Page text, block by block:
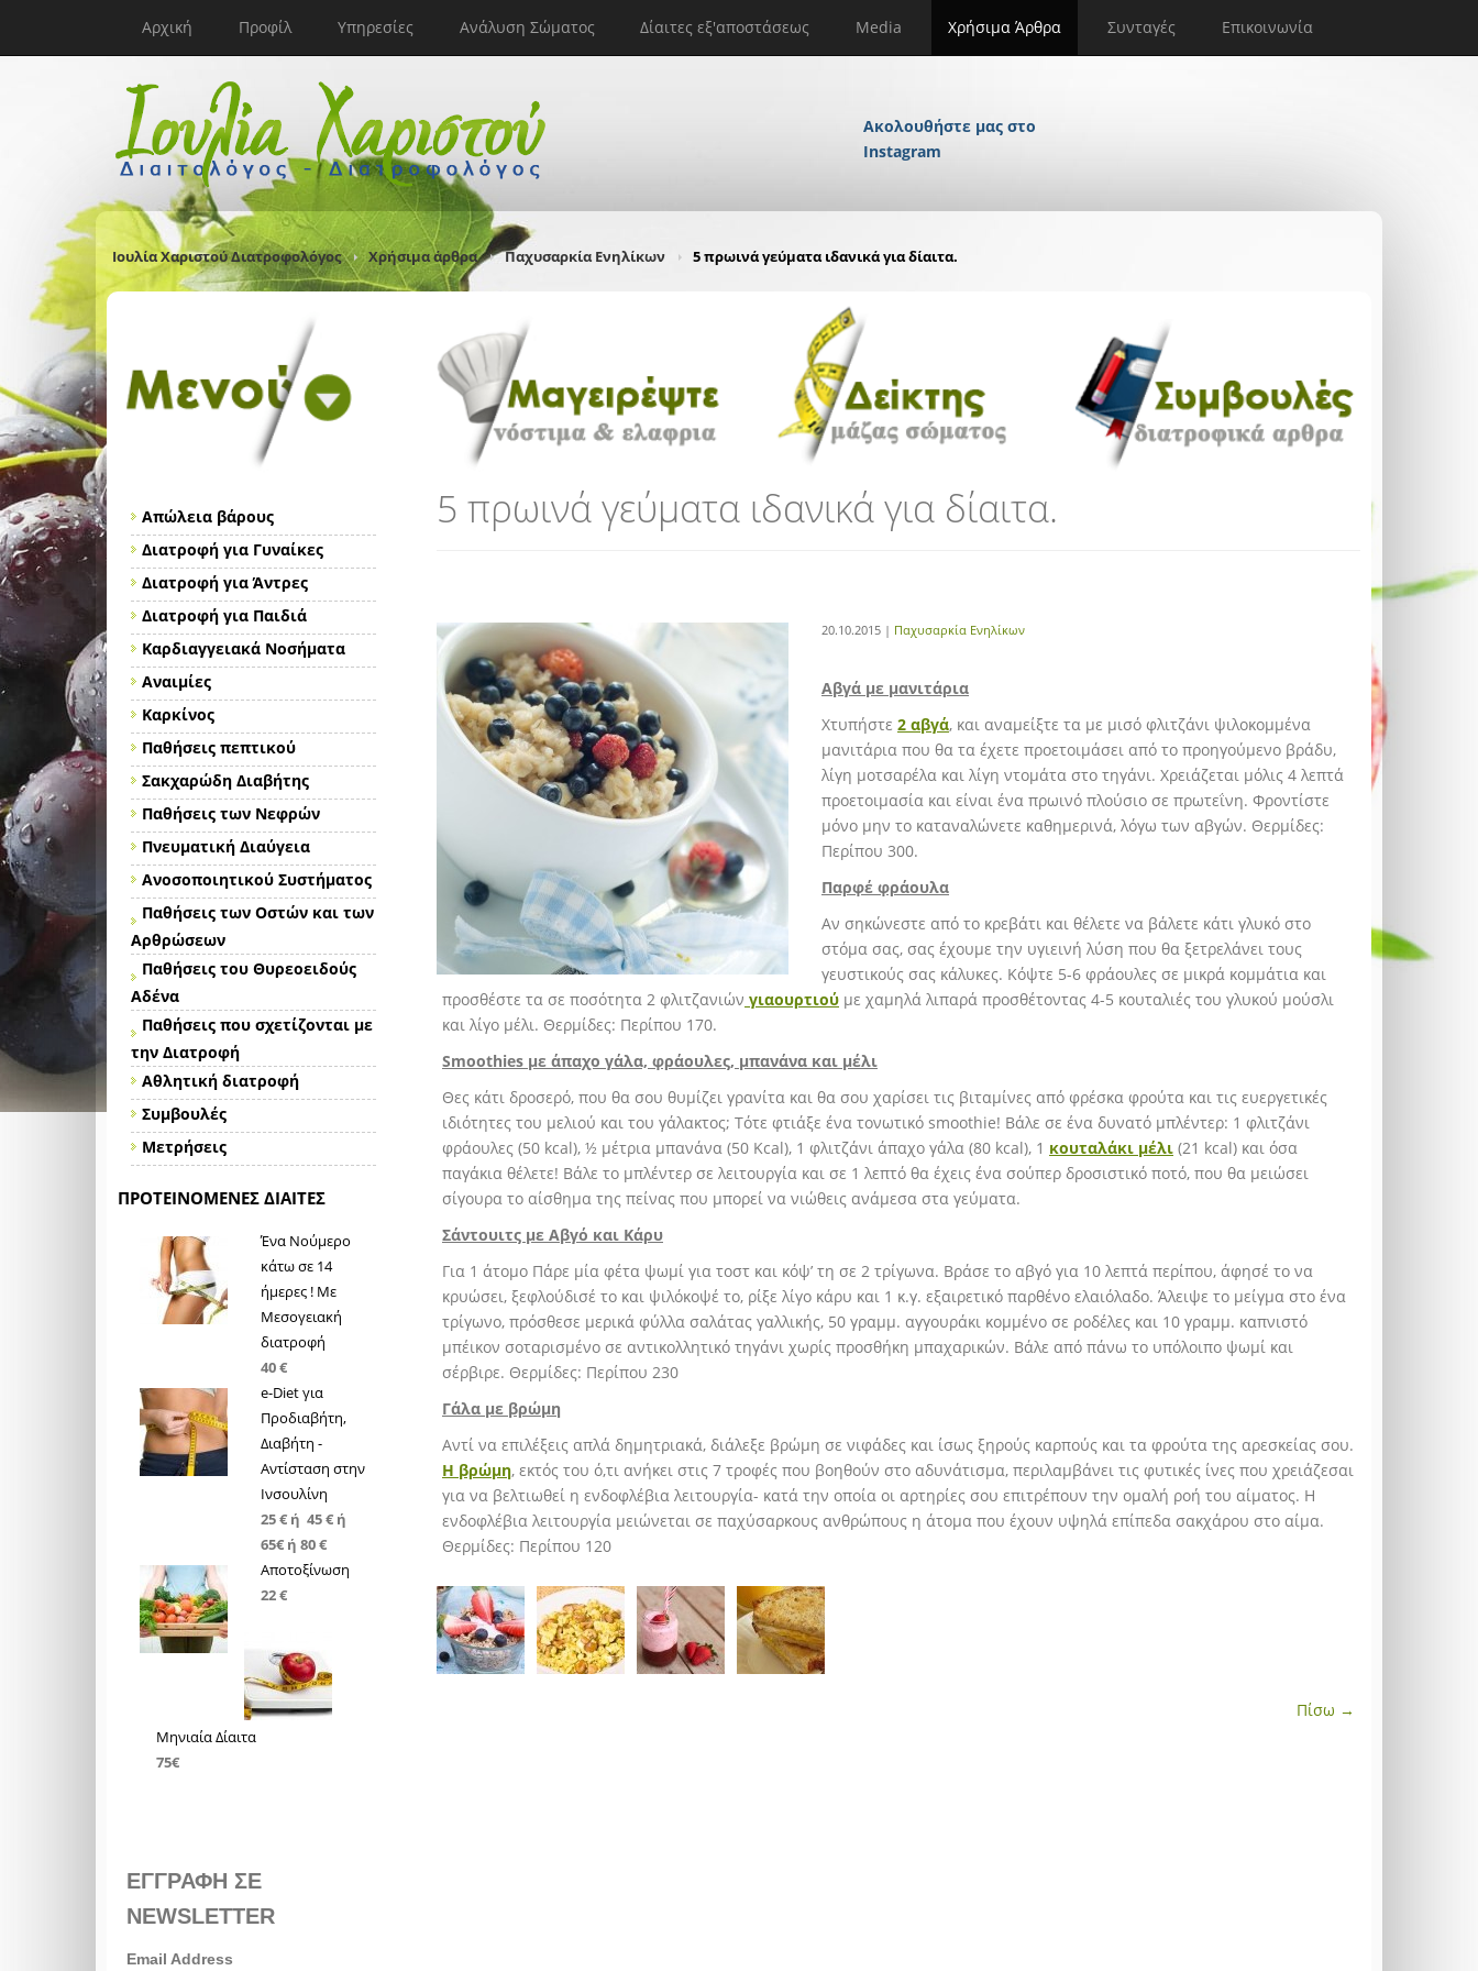
Αρχική Προφίλ Υπηρεσίες Ανάλυση Σώματος Δίαιτες εξ'αποστάσεως Media Χρήσιμα Άρθρα Συνταγές Επικοινωνία
Ακολουθήστε μας στο
Instagram
Ιουλία Χαριστού Διατροφολόγος Χρήσιμα άρθρα Παχυσαρκία Ενηλίκων 5 πρωινά γεύματα ιδανικά για δίαιτα.
5 πρωινά γεύματα ιδανικά για δίαιτα.
20.10.2015 | Παχυσαρκία Ενηλίκων
Αβγά με μανιτάρια
Χτυπήστε 2 αβγά, και αναμείξτε τα με μισό φλιτζάνι ψιλοκομμένα
μανιτάρια που θα τα έχετε προετοιμάσει από το προηγούμενο βράδυ,
λίγη μοτσαρέλα και λίγη ντομάτα στο τηγάνι. Χρειάζεται μόλις 4 λεπτά
προετοιμασία και είναι ένα πρωινό πλούσιο σε πρωτεΐνη. Φροντίστε
μόνο μην το καταναλώνετε καθημερινά, λόγω των αβγών. Θερμίδες:
Περίπου 300.
Παρφέ φράουλα
Αν σηκώνεστε από το κρεβάτι και θέλετε να βάλετε κάτι γλυκό στο
στόμα σας, σας έχουμε την υγιεινή λύση που θα ξετρελάνει τους
γευστικούς σας κάλυκες. Κόψτε 5-6 φράουλες σε μικρά κομμάτια και
προσθέστε τα σε ποσότητα 2 φλιτζανιών γιαουρτιού με χαμηλά λιπαρά προσθέτοντας 4-5 κουταλιές του γλυκού μούσλι
και λίγο μέλι. Θερμίδες: Περίπου 170.
Smoothies με άπαχο γάλα, φράουλες, μπανάνα και μέλι
Θες κάτι δροσερό, που θα σου θυμίζει γρανίτα και θα σου χαρίσει τις βιταμίνες από φρέσκα φρούτα και τις ευεργετικές
ιδιότητες του μελιού και του γάλακτος; Τότε φτιάξε ένα τονωτικό smoothie! Βάλε σε ένα δυνατό μπλέντερ: 1 φλιτζάνι
φράουλες (50 kcal), ½ μέτρια μπανάνα (50 Kcal), 1 φλιτζάνι άπαχο γάλα (80 kcal), 1 κουταλάκι μέλι (21 kcal) και όσα
παγάκια θέλετε! Βάλε το μπλέντερ σε λειτουργία και σε 1 λεπτό θα έχεις ένα σούπερ δροσιστικό ποτό, που θα μειώσει
σίγουρα το αίσθημα της πείνας που μπορεί να νιώθεις ανάμεσα στα γεύματα.
Σάντουιτς με Αβγό και Κάρυ
Για 1 άτομο Πάρε μία φέτα ψωμί για τοστ και κόψ’ τη σε 2 τρίγωνα. Βράσε το αβγό για 10 λεπτά περίπου, άφησέ το να
κρυώσει, ξεφλούδισέ το και ψιλόκοψέ το, ρίξε λίγο κάρυ και 1 κ.γ. εξαιρετικό παρθένο ελαιόλαδο. Άλειψε το μείγμα στο ένα
τρίγωνο, πρόσθεσε μερικά φύλλα σαλάτας γαλλικής, 50 γραμμ. αγγουράκι κομμένο σε ροδέλες και 10 γραμμ. καπνιστό
μπέικον σοταρισμένο σε αντικολλητικό τηγάνι χωρίς προσθήκη μπαχαρικών. Βάλε από πάνω το υπόλοιπο ψωμί και
σέρβιρε. Θερμίδες: Περίπου 230
Γάλα με βρώμη
Αντί να επιλέξεις απλά δημητριακά, διάλεξε βρώμη σε νιφάδες και ίσως ξηρούς καρπούς και τα φρούτα της αρεσκείας σου.
Η βρώμη, εκτός του ό,τι ανήκει στις 7 τροφές που βοηθούν στο αδυνάτισμα, περιλαμβάνει τις φυτικές ίνες που χρειάζεσαι
για να βελτιωθεί η ενδοφλέβια λειτουργία- κατά την οποία οι αρτηρίες σου επιτρέπουν την ομαλή ροή του αίματος. Η
ενδοφλέβια λειτουργία μειώνεται σε παχύσαρκους ανθρώπους η άτομα που έχουν υψηλά επίπεδα σακχάρου στο αίμα.
Θερμίδες: Περίπου 120
Πίσω →
Απώλεια βάρους
Διατροφή για Γυναίκες
Διατροφή για Άντρες
Διατροφή για Παιδιά
Καρδιαγγειακά Νοσήματα
Αναιμίες
Καρκίνος
Παθήσεις πεπτικού
Σακχαρώδη Διαβήτης
Παθήσεις των Νεφρών
Πνευματική Διαύγεια
Ανοσοποιητικού Συστήματος
Παθήσεις των Οστών και των
Αρθρώσεων
Παθήσεις του Θυρεοειδούς
Αδένα
Παθήσεις που σχετίζονται με
την Διατροφή
Αθλητική διατροφή
Συμβουλές
Μετρήσεις
ΠΡΟΤΕΙΝΌΜΕΝΕΣ ΔΊΑΙΤΕΣ
Ένα Νούμερο
κάτω σε 14
ήμερες ! Με
Μεσογειακή
διατροφή
40 €
e-Diet για
Προδιαβήτη,
Διαβήτη -
Αντίσταση στην
Ινσουλίνη
25 € ή 45 € ή
65€ ή 80 €
Αποτοξίνωση
22 €
Μηνιαία Δίαιτα
75€
ΕΓΓΡΑΦΗ ΣΕ
NEWSLETTER
Email Address